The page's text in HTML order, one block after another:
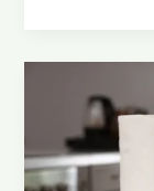
recyclable
pas
: